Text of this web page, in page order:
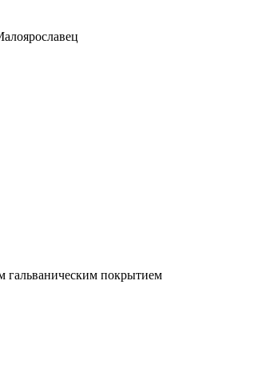
гальваническим покрытием